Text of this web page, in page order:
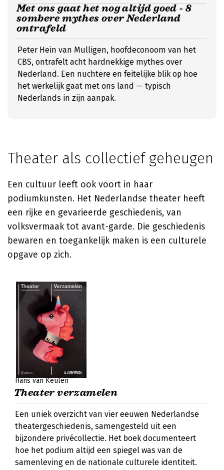
Met ons gaat het nog altijd goed - 8
sombere mythes over Nederland
ontrafeld
Peter Hein van Mulligen, hoofdeconoom van het
CBS, ontrafelt acht hardnekkige mythes over
Nederland. Een nuchtere en feitelijke blik op hoe
het werkelijk gaat met ons land — typisch
Nederlands in zijn aanpak.
Theater als collectief geheugen
Een cultuur leeft ook voort in haar
podiumkunsten. Het Nederlandse theater heeft
een rijke en gevarieerde geschiedenis, van
volksvermaak tot avant-garde. Die geschiedenis
bewaren en toegankelijk maken is een culturele
opgave op zich.
Hans van Keulen
Theater verzamelen
Een uniek overzicht van vier eeuwen Nederlandse
theatergeschiedenis, samengesteld uit een
bijzondere privécollectie. Het boek documenteert
hoe het podium altijd een spiegel was van de
samenleving en de nationale culturele identiteit.